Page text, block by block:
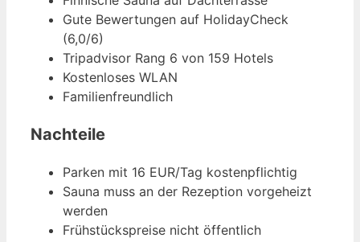
Gute Bewertungen auf HolidayCheck
(6,0/6)
Tripadvisor Rang 6 von 159 Hotels
Kostenloses WLAN
Familienfreundlich
Nachteile
Parken mit 16 EUR/Tag kostenpflichtig
Sauna muss an der Rezeption vorgeheizt
werden
Frühstückspreise nicht öffentlich